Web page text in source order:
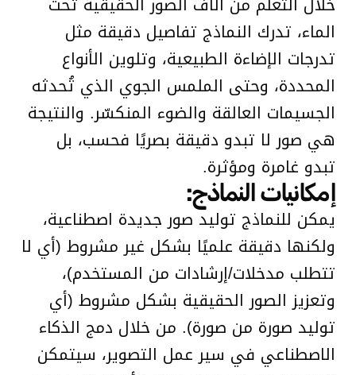
الماء، تدرك النماذج تفاصيل دقيقة مثل
تدرجات الإضاءة الطبيعية، وتلوين الأنواع
المحددة، وحتى الملمس الجوي الذي تُحدثه
الجسيمات العالقة والضوء المنكسّر. والنتيجة
هي صور لا تبدو دقيقة بصريًا فحسب، بل
تبدو غامرة ومؤثرة.
إمكانيات النماذج:
يمكن للنماذج توليد صور جديدة اصطناعية،
ولكنها دقيقة علميًا بشكل غير مشروط (أي لا
تتطلب مدخلات/إرشادات من المستخدم)،
وتعزيز الصور الحقيقية بشكل مشروط (أي
توليد صورة من صورة). من خلال دمج الذكاء
الاصطناعي في سير عمل التصوير، سيتمكن